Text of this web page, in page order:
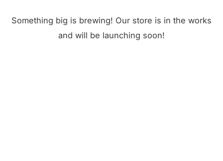
Something big is brewing! Our store is in the works
and will be launching soon!